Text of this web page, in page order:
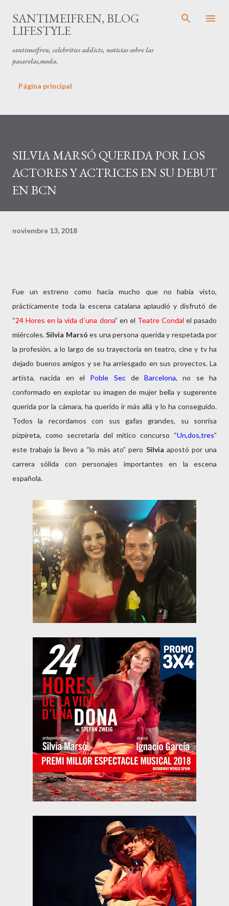
Ir al contenido principal
SANTIMEIFREN, BLOG
LIFESTYLE
santimeifren, celebrities addicts, noticias sobre las
pasarelas,moda.
Página principal
SILVIA MARSÓ QUERIDA POR LOS
ACTORES Y ACTRICES EN SU DEBUT
EN BCN
noviembre 13, 2018
Fue un estreno como hacía mucho que no había visto,
prácticamente toda la escena catalana aplaudió y disfrutó de
“24 Hores en la vida d´una dona” en el Teatre Condal el pasado
miércoles.Silvia Marsóes una persona querida y respetada por
la profesión, a lo largo de su trayectoria en teatro, cine y tv ha
dejado buenos amigos y se ha arriesgado en sus proyectos. La
artista, nacida en el Poble SecdeBarcelona, no se ha
conformado en explotar su imagen de mujer bella y sugerente
querida por la cámara, ha querido ir más allá y lo ha conseguido.
Todos la recordamos con sus gafas grandes, su sonrisa
pizpireta, como secretaria del mítico concurso “Un,dos,tres”
este trabajo la llevo a “lo más ato” pero Silvia apostó por una
carrera sólida con personajes importantes en la escena
española.